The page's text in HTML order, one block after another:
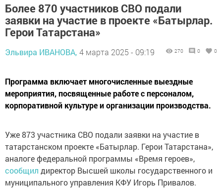
Более 870 участников СВО подали
заявки на участие в проекте «Батырлар.
Герои Татарстана»
Эльвира ИВАНОВА, 4 марта 2025 - 09:19 270 0 0
Программа включает многочисленные выездные
мероприятия, посвященные работе с персоналом,
корпоративной культуре и организации производства.
Уже 873 участника СВО подали заявки на участие в
татарстанском проекте «Батырлар. Герои Татарстана»,
аналоге федеральной программы «Время героев»,
сообщил директор Высшей школы государственного и
муниципального управления КФУ Игорь Привалов.